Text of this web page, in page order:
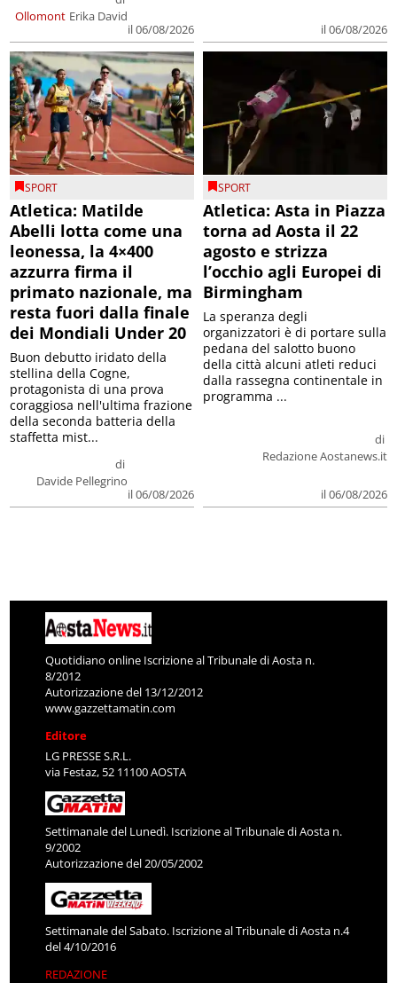
Ollomont Erika David
il 06/08/2026
il 06/08/2026
SPORT
Atletica: Matilde
Abelli lotta come una
leonessa, la 4×400
azzurra firma il
primato nazionale, ma
resta fuori dalla finale
dei Mondiali Under 20
di
Davide Pellegrino
il 06/08/2026
Buon debutto iridato della
stellina della Cogne,
protagonista di una prova
coraggiosa nell'ultima frazione
della seconda batteria della
staffetta mist...
SPORT
Atletica: Asta in Piazza
torna ad Aosta il 22
agosto e strizza
l’occhio agli Europei di
Birmingham
di
Redazione Aostanews.it
il 06/08/2026
La speranza degli
organizzatori è di portare sulla
pedana del salotto buono
della città alcuni atleti reduci
dalla rassegna continentale in
programma ...
Quotidiano online Iscrizione al Tribunale di Aosta n.
8/2012
Autorizzazione del 13/12/2012
www.gazzettamatin.com
Editore
LG PRESSE S.R.L.
via Festaz, 52 11100 AOSTA
Settimanale del Lunedì. Iscrizione al Tribunale di Aosta n.
9/2002
Autorizzazione del 20/05/2002
Settimanale del Sabato. Iscrizione al Tribunale di Aosta n.4
del 4/10/2016
REDAZIONE